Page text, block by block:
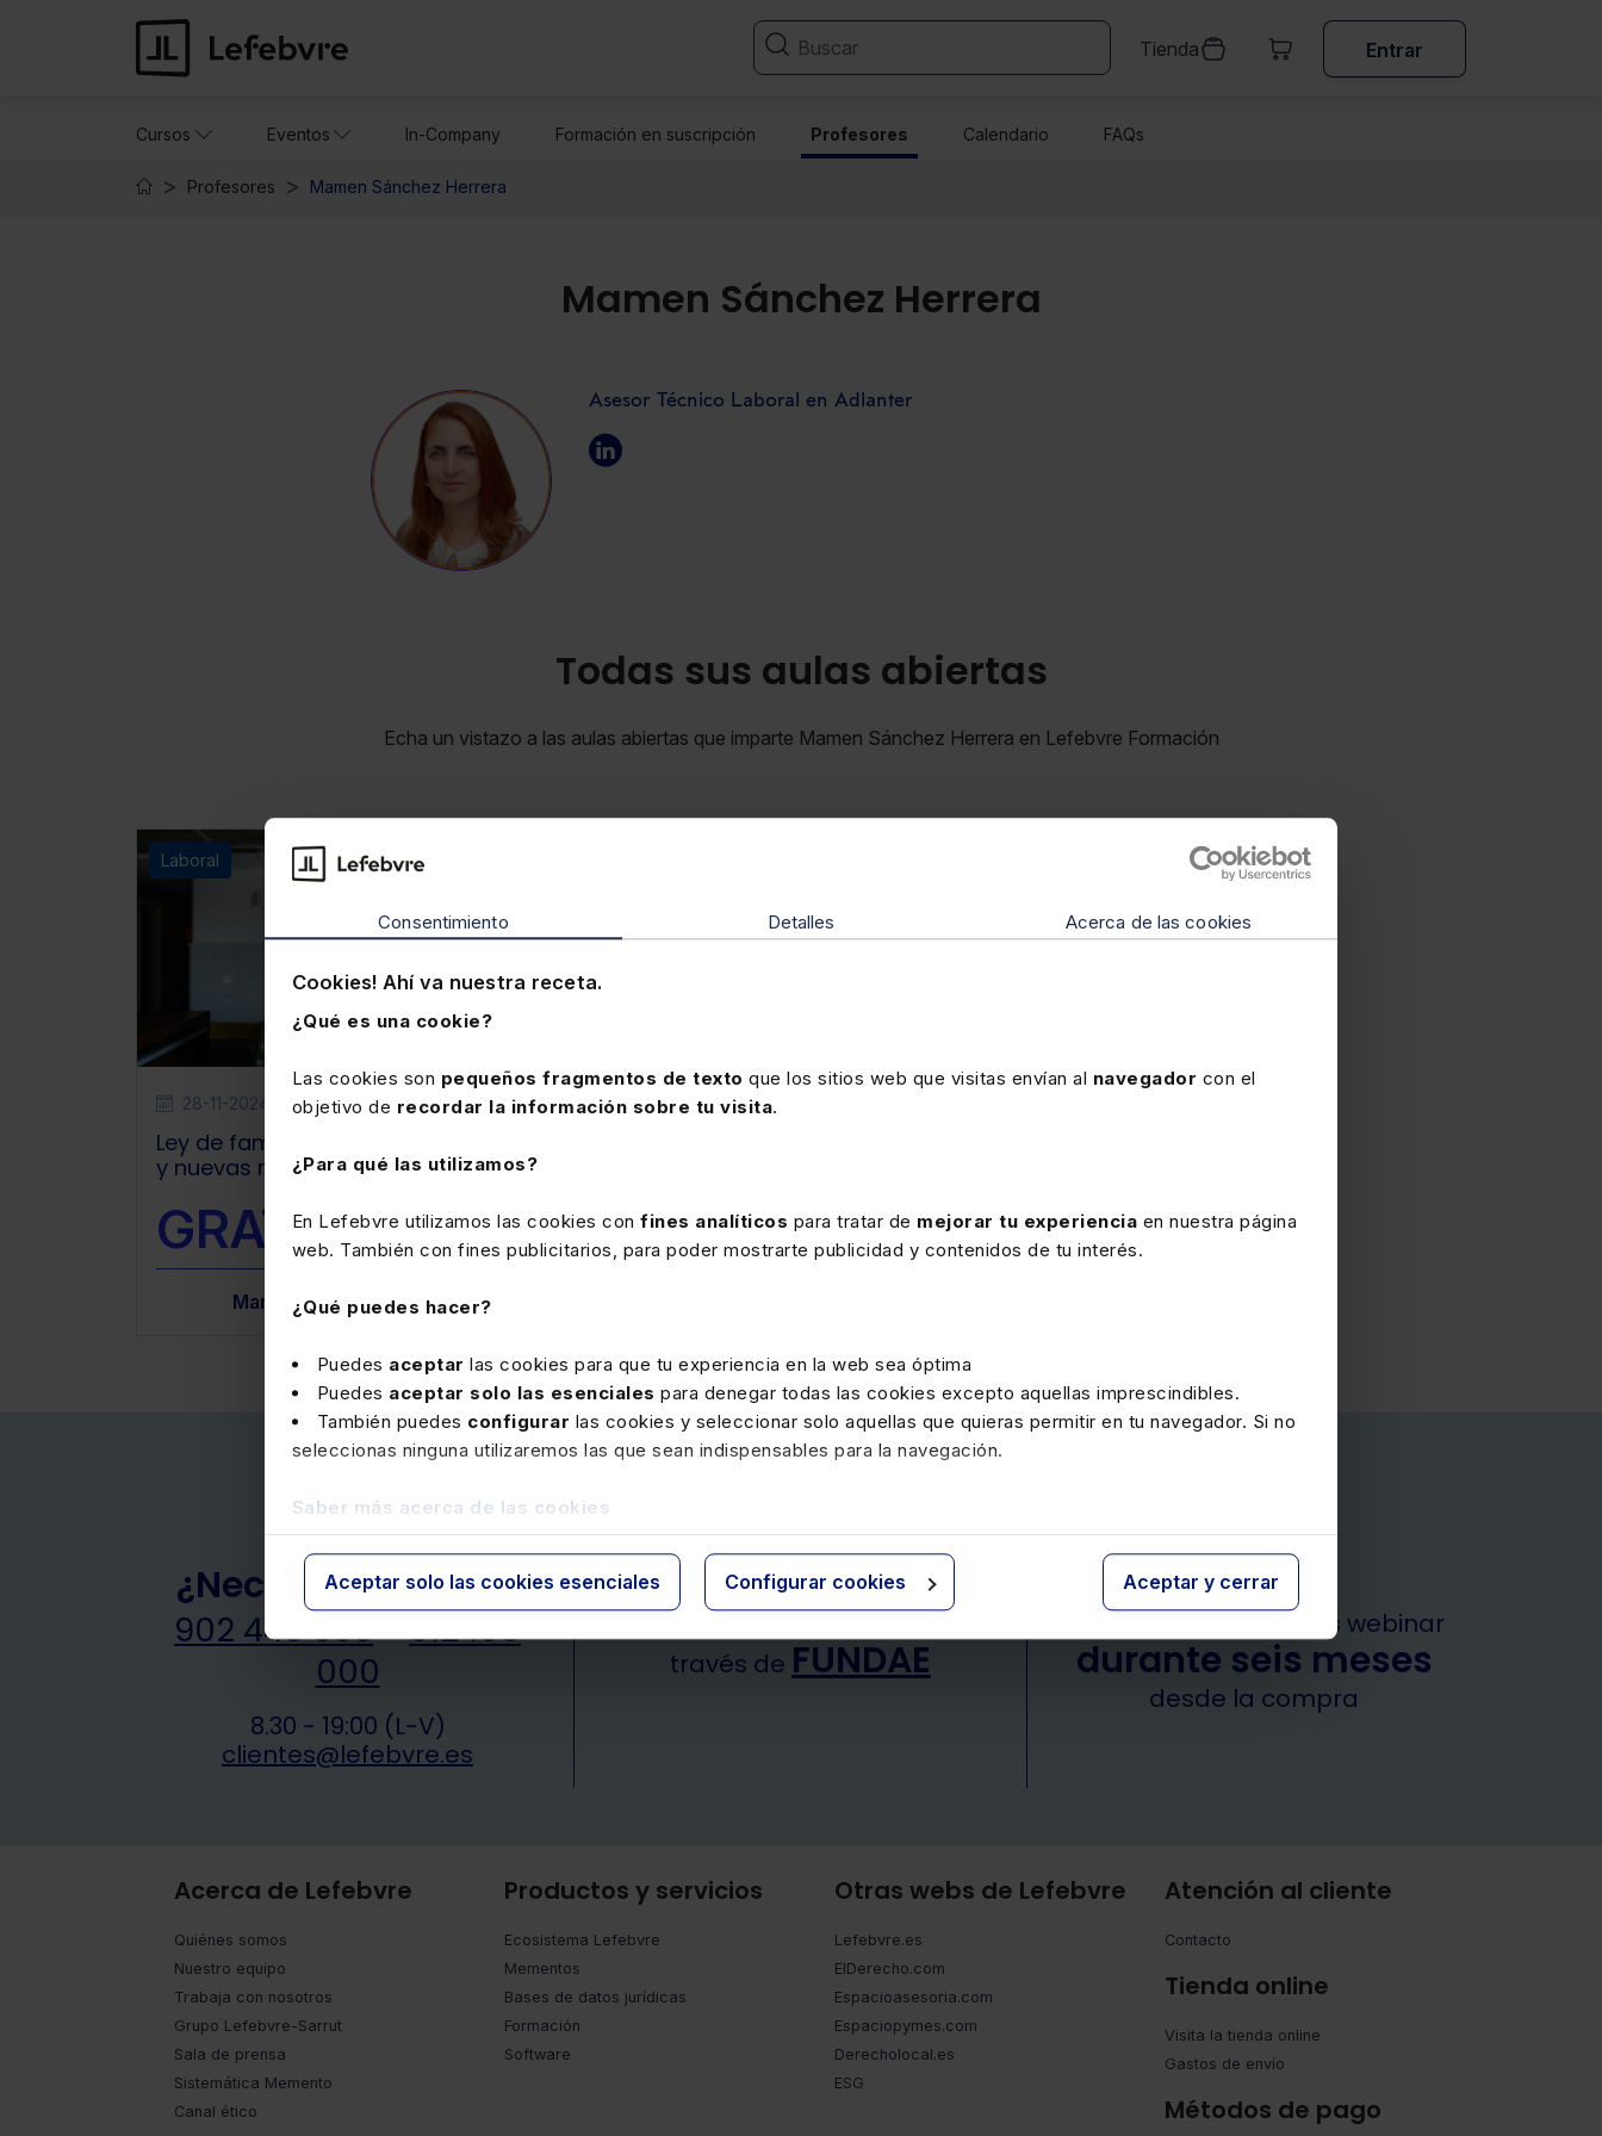
Consentimiento Detalles Acerca de las cookies
Cookies! Ahí va nuestra receta.
¿Qué es una cookie?
Las cookies son pequeños fragmentos de texto que los sitios web que visitas envían al navegador con el
objetivo de recordar la información sobre tu visita.
¿Para qué las utilizamos?
En Lefebvre utilizamos las cookies con fines analíticos para tratar de mejorar tu experiencia en nuestra página
web. También con fines publicitarios, para poder mostrarte publicidad y contenidos de tu interés.
¿Qué puedes hacer?
Puedes aceptar las cookies para que tu experiencia en la web sea óptima
Puedes aceptar solo las esenciales para denegar todas las cookies excepto aquellas imprescindibles.
También puedes configurar las cookies y seleccionar solo aquellas que quieras permitir en tu navegador. Si no
seleccionas ninguna utilizaremos las que sean indispensables para la navegación.
Saber más acerca de las cookies
Aceptar solo las cookies esenciales Configurar cookies Aceptar y cerrar
Tienda Entrar
Cursos Eventos In-Company Formación en suscripción Profesores Calendario FAQs
Profesores Mamen Sánchez Herrera
Mamen Sánchez Herrera
Asesor Técnico Laboral en Adlanter
Todas sus aulas abiertas
Echa un vistazo a las aulas abiertas que imparte Mamen Sánchez Herrera en Lefebvre Formación
Laboral
28-11-2024 Webinar
Ley de familias (2ª parte) Permisos
y nuevas medidas de conciliación
GRATIS
Mamen Sánchez Herrera
23-09-2024
GRATIS
Mamen Sánchez Herrera
¿Necesitas ayuda?
902 443 355-912 108
000
8.30 - 19:00 (L-V)
clientes@lefebvre.es
Bonificación del 90%
través de FUNDAE
Garantía
de acceso a los cursos webinar
durante seis meses
desde la compra
Acerca de Lefebvre
Quiénes somos
Nuestro equipo
Trabaja con nosotros
Grupo Lefebvre-Sarrut
Sala de prensa
Sistemática Memento
Canal ético
Productos y servicios
Ecosistema Lefebvre
Mementos
Bases de datos jurídicas
Formación
Software
Otras webs de Lefebvre
Lefebvre.es
ElDerecho.com
Espacioasesoria.com
Espaciopymes.com
Derecholocal.es
ESG
Atención al cliente
Contacto
Tienda online
Visita la tienda online
Gastos de envío
Métodos de pago